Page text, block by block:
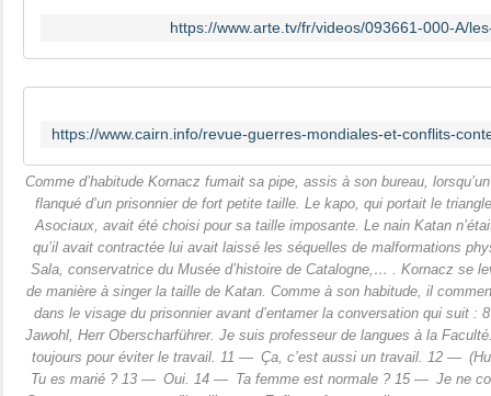
https://www.arte.tv/fr/videos/093661-000-A/
Comme d’habitude Kornacz fumait sa pipe, assis à son bureau,
flanqué d’un prisonnier de fort petite taille. Le kapo, qui portait le
Asociaux, avait été choisi pour sa taille imposante. Le nain Katan
qu’il avait contractée lui avait laissé les séquelles de malformations
Sala, conservatrice du Musée d’histoire de Catalogne,… . Kornacz se
de manière à singer la taille de Katan. Comme à son habitude, il
dans le visage du prisonnier avant d’entamer la conversation qui
Jawohl, Herr Oberscharführer. Je suis professeur de langues à la
toujours pour éviter le travail. 11 — Ça, c’est aussi un travail. 12 —
Tu es marié ? 13 — Oui. 14 — Ta femme est normale ? 15 — Je ne